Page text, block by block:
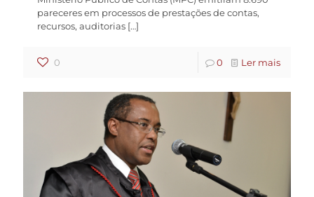
pareceres em processos de prestações de contas,
recursos, auditorias […]
0 0 Ler mais